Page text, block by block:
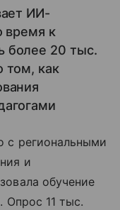
ИИ-
время к
более 20 тыс.
том, как
с региональными
и
обучение
Опрос 11 тыс.